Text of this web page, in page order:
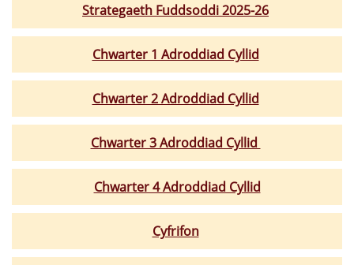
Strategaeth Fuddsoddi 2025-26
Chwarter 1 Adroddiad Cyllid
Chwarter 2 Adroddiad Cyllid
Chwarter 3 Adroddiad Cyllid
Chwarter 4 Adroddiad Cyllid
Cyfrifon